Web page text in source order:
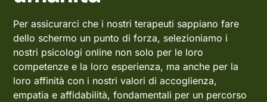
Per assicurarci che i nostri terapeuti sappiano fare
dello schermo un punto di forza, selezioniamo i
nostri psicologi online non solo per le loro
competenze e la loro esperienza, ma anche per la
loro affinità con i nostri valori di accoglienza,
empatia e affidabilità, fondamentali per un percorso